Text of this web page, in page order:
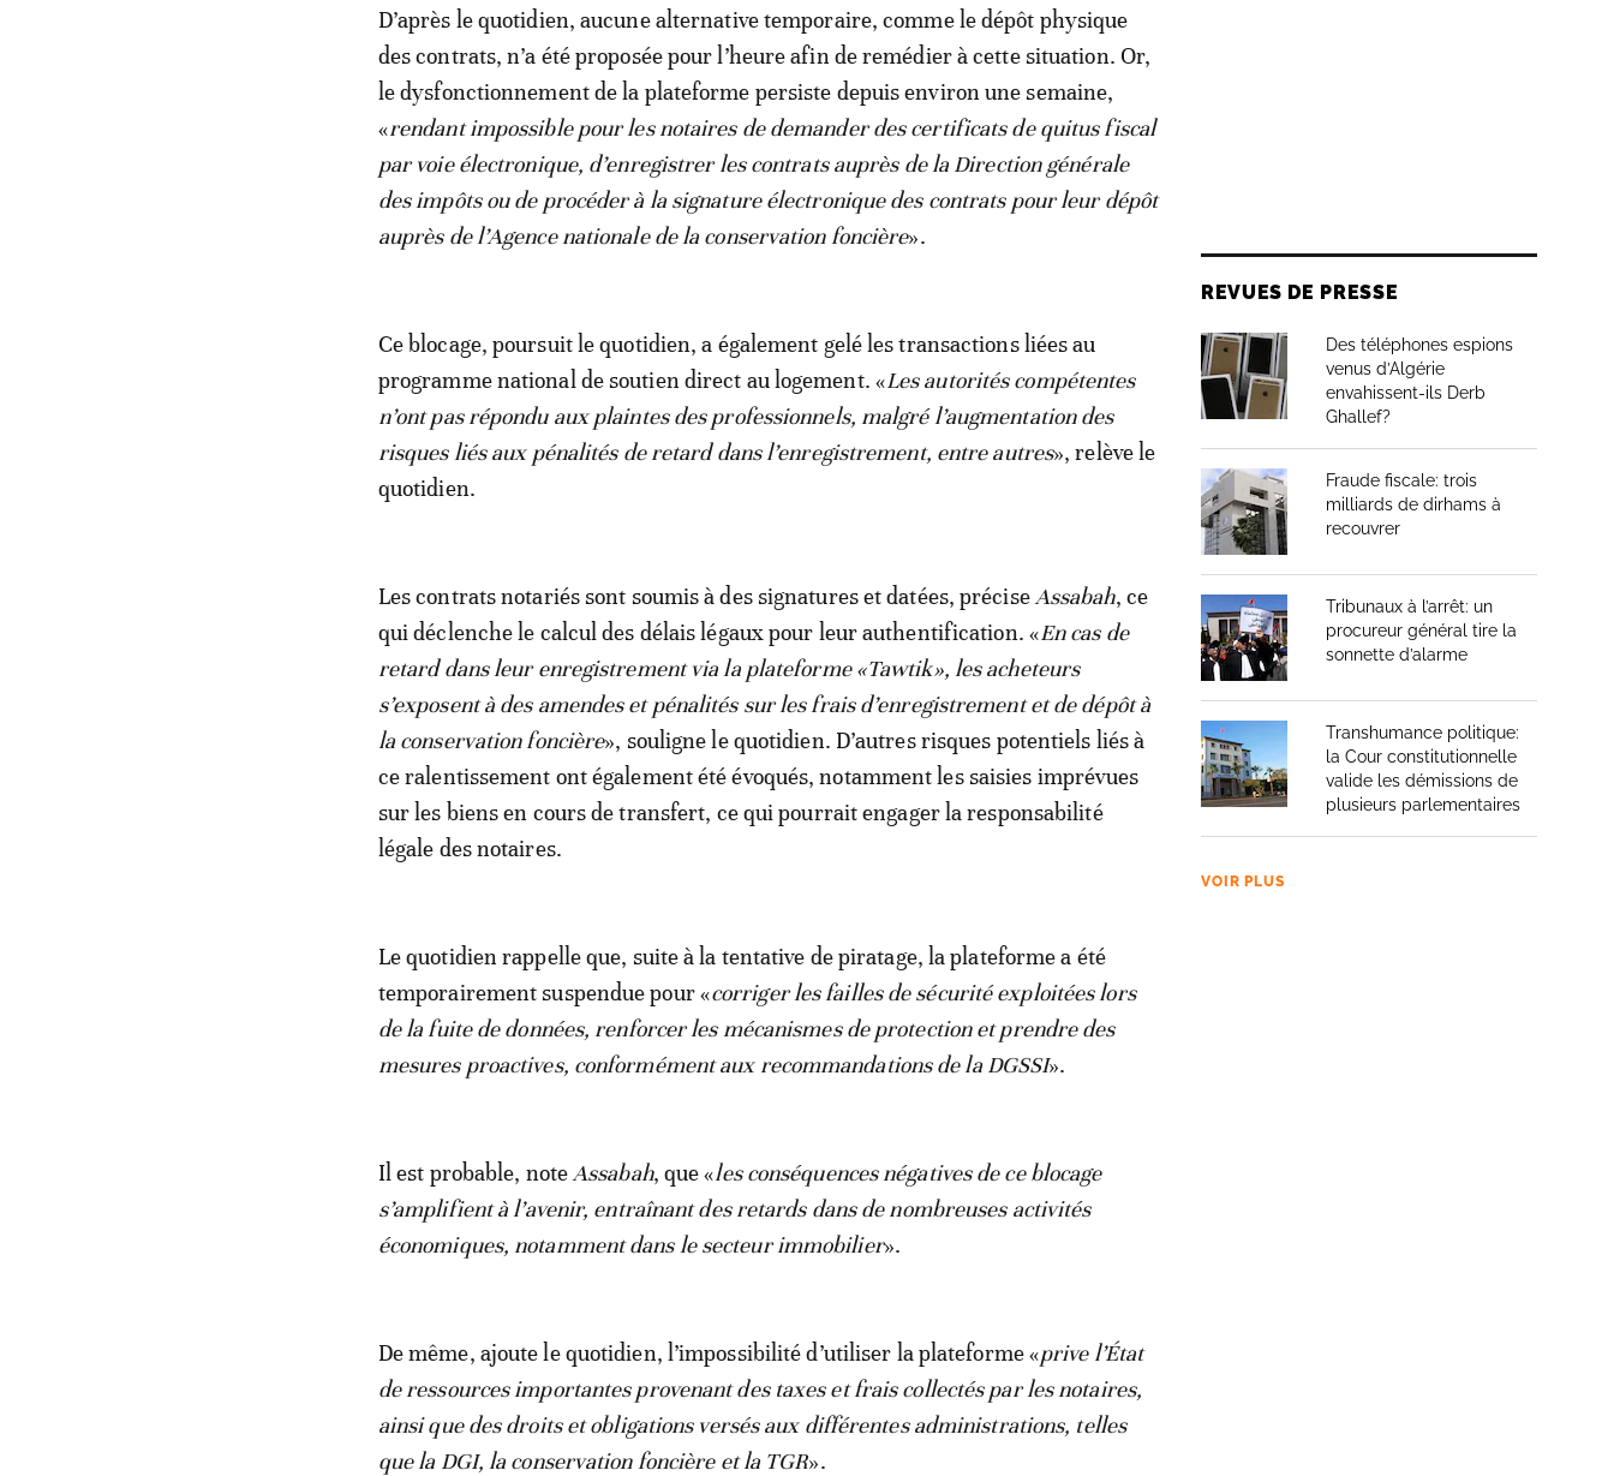
D’après le quotidien, aucune alternative temporaire, comme le dépôt physique
des contrats, n’a été proposée pour l’heure afin de remédier à cette situation. Or,
le dysfonctionnement de la plateforme persiste depuis environ une semaine,
«rendant impossible pour les notaires de demander des certificats de quitus fiscal
par voie électronique, d’enregistrer les contrats auprès de la Direction générale
des impôts ou de procéder à la signature électronique des contrats pour leur dépôt
auprès de l’Agence nationale de la conservation foncière».
Ce blocage, poursuit le quotidien, a également gelé les transactions liées au
programme national de soutien direct au logement. «Les autorités compétentes
n’ont pas répondu aux plaintes des professionnels, malgré l’augmentation des
risques liés aux pénalités de retard dans l’enregistrement, entre autres», relève le
quotidien.
Les contrats notariés sont soumis à des signatures et datées, précise Assabah, ce
qui déclenche le calcul des délais légaux pour leur authentification. «En cas de
retard dans leur enregistrement via la plateforme «Tawtik», les acheteurs
s’exposent à des amendes et pénalités sur les frais d’enregistrement et de dépôt à
la conservation foncière», souligne le quotidien. D’autres risques potentiels liés à
ce ralentissement ont également été évoqués, notamment les saisies imprévues
sur les biens en cours de transfert, ce qui pourrait engager la responsabilité
légale des notaires.
Le quotidien rappelle que, suite à la tentative de piratage, la plateforme a été
temporairement suspendue pour «corriger les failles de sécurité exploitées lors
de la fuite de données, renforcer les mécanismes de protection et prendre des
mesures proactives, conformément aux recommandations de la DGSSI».
Il est probable, note Assabah, que «les conséquences négatives de ce blocage
s’amplifient à l’avenir, entraînant des retards dans de nombreuses activités
économiques, notamment dans le secteur immobilier».
De même, ajoute le quotidien, l’impossibilité d’utiliser la plateforme «prive l’État
de ressources importantes provenant des taxes et frais collectés par les notaires,
ainsi que des droits et obligations versés aux différentes administrations, telles
que la DGI, la conservation foncière et la TGR».
REVUES DE PRESSE
Des téléphones espions
venus d’Algérie
envahissent-ils Derb
Ghallef?
Fraude fiscale: trois
milliards de dirhams à
recouvrer
Tribunaux à l’arrêt: un
procureur général tire la
sonnette d’alarme
Transhumance politique:
la Cour constitutionnelle
valide les démissions de
plusieurs parlementaires
VOIR PLUS